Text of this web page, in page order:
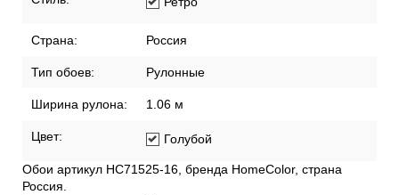
Страна: Россия
Тип обоев: Рулонные
Ширина рулона: 1.06 м
Цвет: Голубой
Обои артикул HC71525-16, бренда HomeColor, страна
Россия.